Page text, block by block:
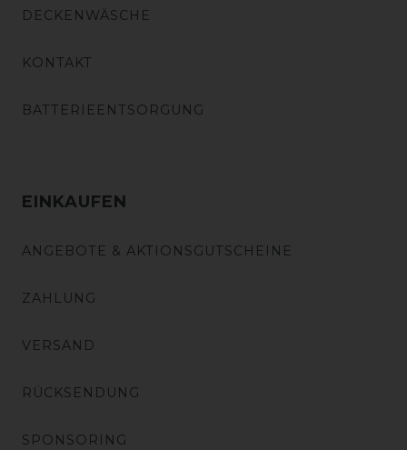
DECKENWÄSCHE
KONTAKT
BATTERIEENTSORGUNG
EINKAUFEN
ANGEBOTE & AKTIONSGUTSCHEINE
ZAHLUNG
VERSAND
RÜCKSENDUNG
SPONSORING